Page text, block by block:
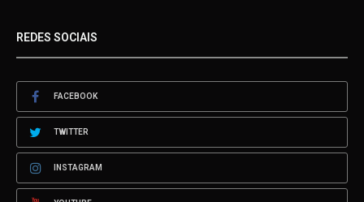
REDES SOCIAIS
FACEBOOK
TWITTER
INSTAGRAM